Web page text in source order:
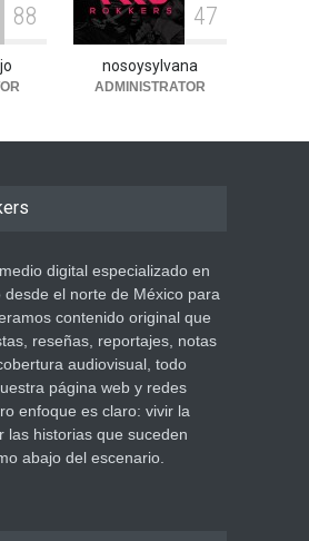
88 47
nosoysylvana
ADMINISTRATOR
digital especializado en
desde el norte de México para
contenido original que
reseñas, reportajes, notas
audiovisual, todo
página web y redes
enfoque es claro: vivir la
las historias que suceden
abajo del escenario.